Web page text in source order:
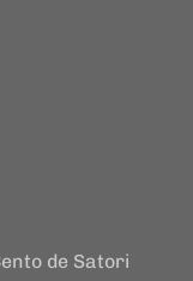
de Satori